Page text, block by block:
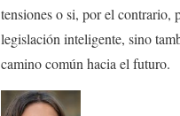
tensiones o si, por el contrario,
legislación inteligente, sino
camino común hacia el futuro.